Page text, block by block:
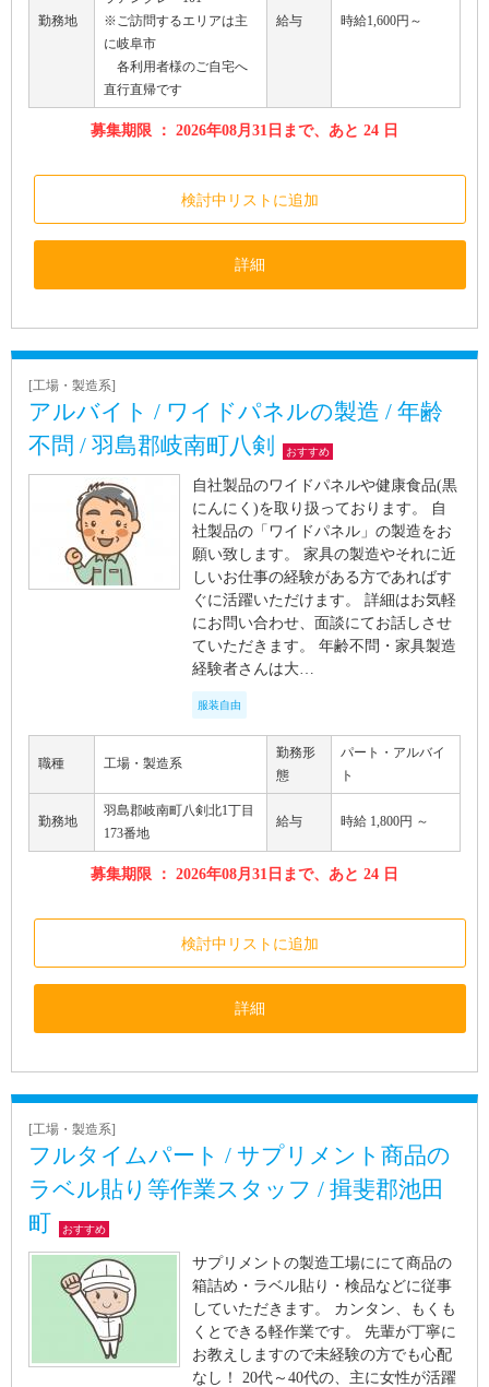
勤務地
※ご訪問するエリアは主
に岐阜市
各利用者様のご自宅へ
直行直帰です
給与 時給1,600円～
募集期限 ： 2026年08月31日まで、あと 24 日
検討中リストに追加
詳細
[工場・製造系]
アルバイト / ワイドパネルの製造 / 年齢
不問 / 羽島郡岐南町八剣
おすすめ
自社製品のワイドパネルや健康食品(黒
にんにく)を取り扱っております。 自
社製品の「ワイドパネル」の製造をお
願い致します。 家具の製造やそれに近
しいお仕事の経験がある方であればす
ぐに活躍いただけます。 詳細はお気軽
にお問い合わせ、面談にてお話しさせ
ていただきます。 年齢不問・家具製造
経験者さんは大…
服装自由
職種 工場・製造系
勤務形
態
パート・アルバイ
ト
勤務地
羽島郡岐南町八剣北1丁目
173番地
給与 時給 1,800円 ～
募集期限 ： 2026年08月31日まで、あと 24 日
検討中リストに追加
詳細
[工場・製造系]
フルタイムパート / サプリメント商品の
ラベル貼り等作業スタッフ / 揖斐郡池田
町
おすすめ
サプリメントの製造工場ににて商品の
箱詰め・ラベル貼り・検品などに従事
していただきます。 カンタン、もくも
くとできる軽作業です。 先輩が丁寧に
お教えしますので未経験の方でも心配
なし！ 20代～40代の、主に女性が活躍